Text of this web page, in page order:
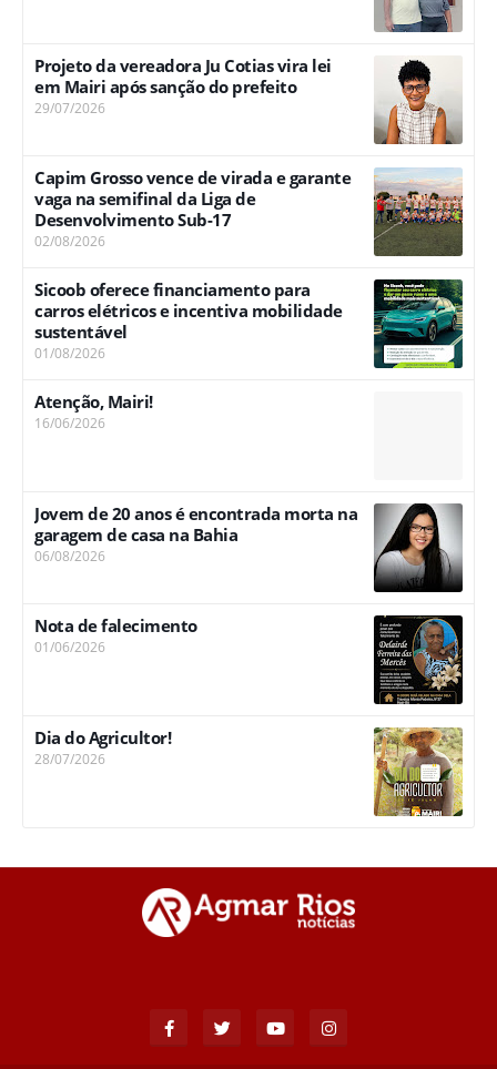
Projeto da vereadora Ju Cotias vira lei
em Mairi após sanção do prefeito
29/07/2026
Capim Grosso vence de virada e garante
vaga na semifinal da Liga de
Desenvolvimento Sub-17
02/08/2026
Sicoob oferece financiamento para
carros elétricos e incentiva mobilidade
sustentável
01/08/2026
Atenção, Mairi!
16/06/2026
Jovem de 20 anos é encontrada morta na
garagem de casa na Bahia
06/08/2026
Nota de falecimento
01/06/2026
Dia do Agricultor!
28/07/2026